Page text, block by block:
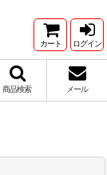
カート ログイン
商品検索 メール